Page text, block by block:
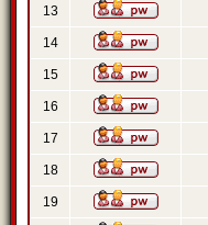
13
14
15
16
17
18
19